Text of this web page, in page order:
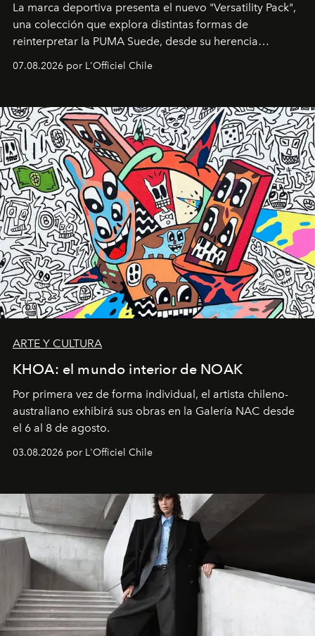
La marca deportiva presenta el nuevo "Versatility Pack",
una colección que explora distintas formas de
reinterpretar la PUMA Suede, desde su herencia
diseño y el universo outdoor.
07.08.2026 por L'Officiel Chile
ARTE Y CULTURA
KHOA: el mundo interior de NOAK
Por primera vez de forma individual, el artista chileno-
australiano exhibirá sus obras en la Galería NAC desde
el 6 al 8 de agosto.
03.08.2026 por L'Officiel Chile